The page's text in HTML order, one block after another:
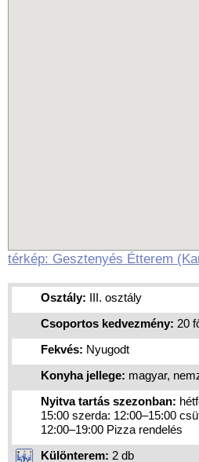
térkép: Gesztenyés Étterem
Osztály: III. osztály
Csoportos kedvezmény: 20
Fekvés: Nyugodt
Konyha jellege: magyar,
Nyitva tartás szezonban:
15:00 szerda: 12:00–15:00
12:00–19:00 Pizza rendelés
Különterem: 2 db